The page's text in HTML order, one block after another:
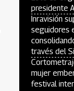
presidente
Inravisión
seguidores
través del
mujer
festival